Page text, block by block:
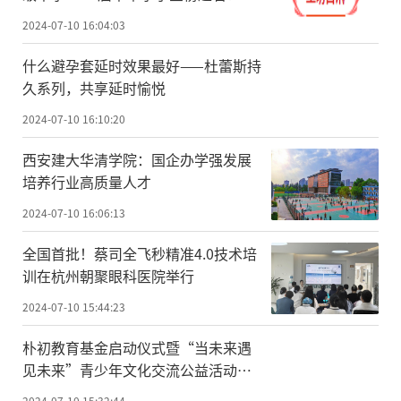
2024-07-10 16:04:03
什么避孕套延时效果最好——杜蕾斯持
久系列，共享延时愉悦
2024-07-10 16:10:20
西安建大华清学院：国企办学强发展
培养行业高质量人才
2024-07-10 16:06:13
全国首批！蔡司全飞秒精准4.0技术培
训在杭州朝聚眼科医院举行
2024-07-10 15:44:23
朴初教育基金启动仪式暨“当未来遇
见未来”青少年文化交流公益活动在
京举行